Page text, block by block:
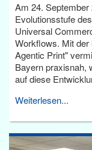
Am 24.
Evolutionsstufe
Universal
Workflows. Mit
Agentic Print"
Bayern praxisnah,
auf diese
Weiterlesen...